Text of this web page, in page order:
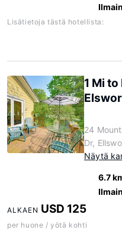
Lisätietoja tästä hotellista:
1 Mi
24
Dr,
Näytä
6.7
ALKAEN USD 125
per huone / yötä kohti